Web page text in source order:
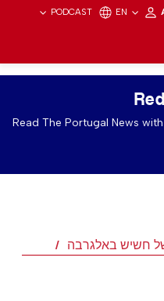
PODCAST EN
Read The Portugal News